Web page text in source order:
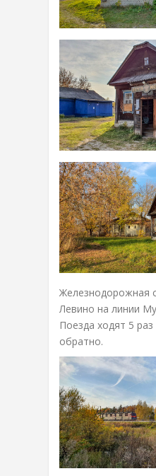
Железнодорожная
Левино на линии
Поезда ходят 5
обратно.